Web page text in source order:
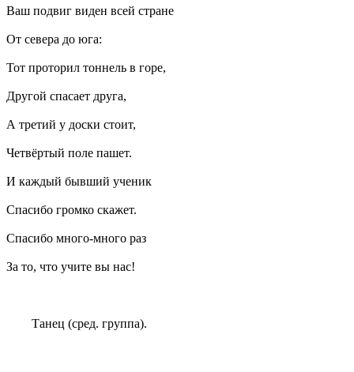
Ваш подвиг виден всей стране
От севера до юга:
Тот проторил тоннель в горе,
Другой спасает друга,
А третий у доски стоит,
Четвёртый поле пашет.
И каждый бывший ученик
Спасибо громко скажет.
Спасибо много-много раз
За то, что учите вы нас!
Танец (сред. группа).